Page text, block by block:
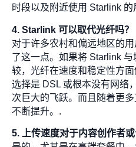
时段以及附近使用 Starlink
4. Starlink 可以取代光纤吗？
对于许多农村和偏远地区的
了这一点。如果将 Starlink
较，光纤在速度和稳定性方
选择是 DSL 或根本没有网络
次巨大的飞跃。而且随着更
不断提升。.
5. 上传速度对于内容创作者